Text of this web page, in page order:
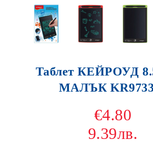
Таблет КЕЙРОУД
МАЛЪК
€4.80
9.39лв.